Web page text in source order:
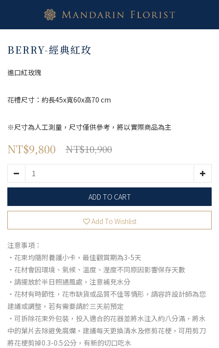
BERRY-經典紅玫
進口紅玫瑰
花禮尺寸：約長45x寬60x高70 cm
※尺寸為人工測量，尺寸僅供參考，將以實際商品為主
NT$9,800 NT$10,900
ADD TO CART
Add To Wishlist
注意事項：
・花束均隨附養護小卡，最佳觀賞期為3-5天
・花材會因環境、氣候、溫度、溼度不同原因影響保存天數
・請擺放於半日照通風處，注意補充水分
・花材有時節性，花市缺貨或品質不佳等情形，請容許設計師為您
建議或調整，若有需要請於三天前預定
・可拆除花束外包裝，投入適合的花器並將水注入約八分滿，將水
中的葉片去除避免腐爛，建議每天更換清水及修剪花梗，可用剪刀
將花梗剪掉0.3-0.5公分，有新的切口吃水